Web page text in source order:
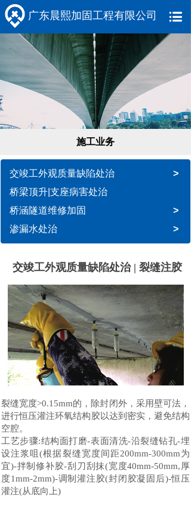
施工业务
交竣工外观质量缺陷处治
>
桥梁顶升|支座病害处治
桥涵隧道维修加固
>
渗漏水处治
>
交竣工外观质量缺陷处治 | 裂缝注胶
裂缝宽度>0.15mm的，除封闭外，采用壁可法，
进行恒压灌注环氧结构胶以达到密实，避免结构
空腔。
工艺步骤:结构面打磨-表面清洗-沿裂缝钻孔-埋
设注浆咀(根据裂缝宽度间距200mm-300mm为
宜)-拌制修补胶-刮刀刮抹(宽度40mm-50mm,厚
度1mm-2mm)-调制灌注胶(封闭胶凝固后)-恒压
灌注(从底向上)
广东晨熙加固工程有限公司